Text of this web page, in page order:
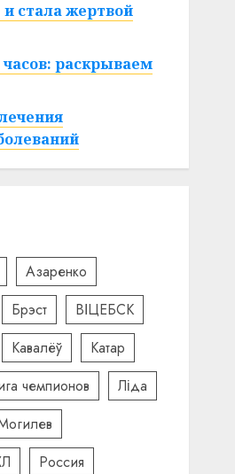
стала жертвой
раскрываем
Азаренко
Брэст
ВІЦЕБСК
Кавалёў
Катар
чемпионов
Ліда
Россия